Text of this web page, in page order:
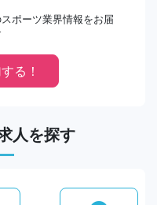
ポーツ業界情報をお届
る！
人を探す